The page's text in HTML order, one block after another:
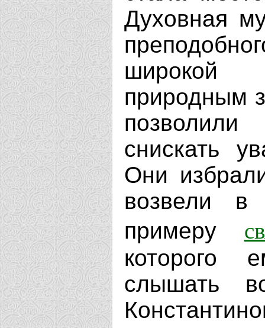
Духовная
широкой
природным
снискать
Они
возвели в
примеру
которого
слышать